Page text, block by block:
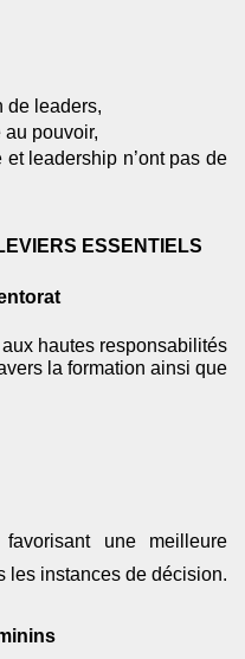
de leaders,
pouvoir,
et leadership n’ont pas de
ESSENTIELS
hautes responsabilités
la formation ainsi que
une meilleure
les instances de décision.